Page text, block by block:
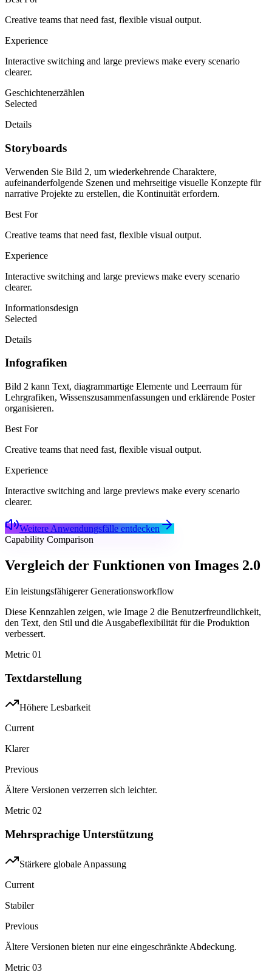
Creative teams that need fast, flexible visual output.
Experience
Interactive switching and large previews make every scenario
clearer.
Geschichtenerzählen
Selected
Details
Storyboards
Verwenden Sie Bild 2, um wiederkehrende Charaktere,
aufeinanderfolgende Szenen und mehrseitige visuelle Konzepte für
narrative Projekte zu erstellen, die Kontinuität erfordern.
Best For
Creative teams that need fast, flexible visual output.
Experience
Interactive switching and large previews make every scenario
clearer.
Informationsdesign
Selected
Details
Infografiken
Bild 2 kann Text, diagrammartige Elemente und Leerraum für
Lehrgrafiken, Wissenszusammenfassungen und erklärende Poster
organisieren.
Best For
Creative teams that need fast, flexible visual output.
Experience
Interactive switching and large previews make every scenario
clearer.
Weitere Anwendungsfälle entdecken
Capability Comparison
Vergleich der Funktionen von Images 2.0
Ein leistungsfähigerer Generationsworkflow
Diese Kennzahlen zeigen, wie Image 2 die Benutzerfreundlichkeit,
den Text, den Stil und die Ausgabeflexibilität für die Produktion
verbessert.
Metric 01
Textdarstellung
Höhere Lesbarkeit
Current
Klarer
Previous
Ältere Versionen verzerren sich leichter.
Metric 02
Mehrsprachige Unterstützung
Stärkere globale Anpassung
Current
Stabiler
Previous
Ältere Versionen bieten nur eine eingeschränkte Abdeckung.
Metric 03